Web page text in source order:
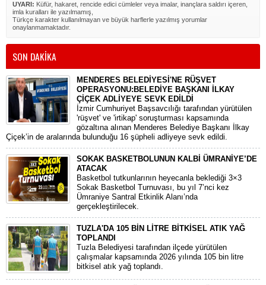
UYARI: Küfür, hakaret, rencide edici cümleler veya imalar, inançlara saldırı içeren,
imla kuralları ile yazılmamış,
Türkçe karakter kullanılmayan ve büyük harflerle yazılmış yorumlar
onaylanmamaktadır.
SON DAKİKA
MENDERES BELEDİYESİ'NE RÜŞVET
OPERASYONU:BELEDİYE BAŞKANI İLKAY
ÇİÇEK ADLİYEYE SEVK EDİLDİ
​İzmir Cumhuriyet Başsavcılığı tarafından yürütülen
'rüşvet' ve 'irtikap' soruşturması kapsamında
gözaltına alınan Menderes Belediye Başkanı İlkay
Çiçek’in de aralarında bulunduğu 16 şüpheli adliyeye sevk edildi.
SOKAK BASKETBOLUNUN KALBİ ÜMRANİYE’DE
ATACAK
Basketbol tutkunlarının heyecanla beklediği 3×3
Sokak Basketbol Turnuvası, bu yıl 7’nci kez
Ümraniye Santral Etkinlik Alanı’nda
gerçekleştirilecek.
TUZLA'DA 105 BİN LİTRE BİTKİSEL ATIK YAĞ
TOPLANDI
Tuzla Belediyesi tarafından ilçede yürütülen
çalışmalar kapsamında 2026 yılında 105 bin litre
bitkisel atık yağ toplandı.